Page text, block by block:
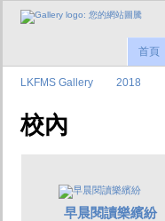
首頁
LKFMS Gallery 2018
校內
早晨閱讀樂繽紛